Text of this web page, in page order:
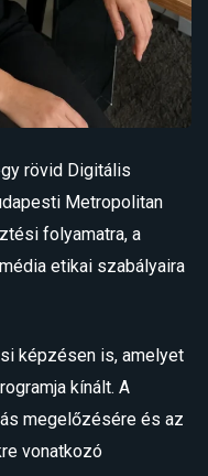
rövid Digitális
Metropolitan
folyamatra, a
etikai szabályaira
képzésen is, amelyet
kínált. A
megelőzésére és az
vonatkozó